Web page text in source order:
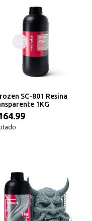
SC-801 Resina
1KG